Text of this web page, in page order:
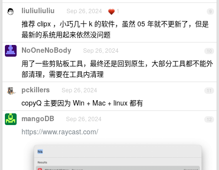
9
liuliuliuliu Sep 26, 2024 1
推荐 clipx ，小巧几十 k 的软件，虽然 05 年就不更新了，但是
最新的系统用起来依然没问题
10
NoOneNoBody Sep 26, 2024
用了一些剪贴板工具，最终还是回到原生，大部分工具都不能外
部清理，需要在工具内清理
11
pckillers Sep 26, 2024
copyQ 主要因为 Win + Mac + linux 都有
12
mangoDB Sep 26, 2024
https://www.raycast.com/